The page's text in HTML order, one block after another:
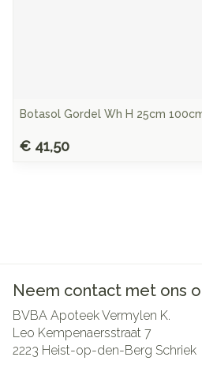
Botasol Gordel Wh H 25cm
€ 41,50
Neem contact met ons
BVBA Apoteek Vermylen K.
Leo Kempenaersstraat 7
2223 Heist-op-den-Berg Schriek